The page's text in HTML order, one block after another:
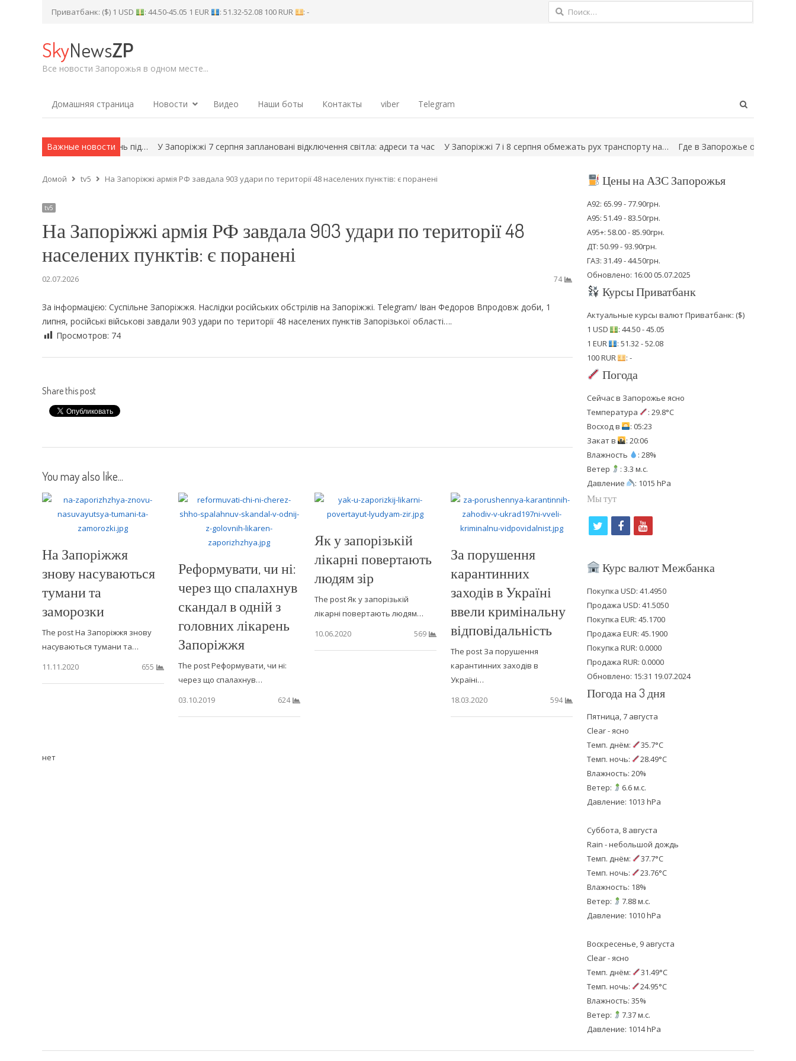
Приватбанк: ($) 1 USD : 44.50-45.05 1 EUR : 51.32-52.08 100 RUR : - Найти:
SkyNewsZP
Все новости Запорожья в одном месте...
Домашняя страница Новости Видео Наши боты Контакты viber Telegram
Важные новости
спекотний день під… У Запоріжжі 7 серпня заплановані відключення світла: адреси та час У Запоріжжі 7 і 8 серпня обмежать рух транспорту на… Где в Запорожье отключат свет в
Домой tv5 На Запоріжжі армія РФ завдала 903 удари по території 48 населених пунктів: є поранені
tv5
На Запоріжжі армія РФ завдала 903 удари по території 48
населених пунктів: є поранені
02.07.2026 74
За інформацією: Суспільне Запоріжжя. Наслідки російських обстрілів на Запоріжжі. Telegram/ Іван Федоров Впродовж доби, 1
липня, російські військові завдали 903 удари по території 48 населених пунктів Запорізької області….
Просмотров: 74
Share this post
You may also like...
На Запоріжжя
знову насуваються
тумани та
заморозки
The post На Запоріжжя знову
насуваються тумани та…
11.11.2020
655
Реформувати, чи ні:
через що спалахнув
скандал в одній з
головних лікарень
Запоріжжя
The post Реформувати, чи ні:
через що спалахнув…
03.10.2019
624
Як у запорізькій
лікарні повертають
людям зір
The post Як у запорізькій
лікарні повертають людям…
10.06.2020
569
За порушення
карантинних
заходів в Україні
ввели кримінальну
відповідальність
The post За порушення
карантинних заходів в
Україні…
18.03.2020
594
нет
Цены на АЗС Запорожья
А92: 65.99 - 77.90грн.
А95: 51.49 - 83.50грн.
А95+: 58.00 - 85.90грн.
ДТ: 50.99 - 93.90грн.
ГАЗ: 31.49 - 44.50грн.
Обновлено: 16:00 05.07.2025
Курсы Приватбанк
Актуальные курсы валют Приватбанк: ($)
1 USD
: 44.50 - 45.05
1 EUR
: 51.32 - 52.08
100 RUR
: -
Погода
Сейчас в Запорожье ясно
Температура
: 29.8°C
Восход в
: 05:23
Закат в
: 20:06
Влажность
: 28%
Ветер
: 3.3 м.с.
Давление
: 1015 hPa
Мы тут
i
t
e
r
f
c
b
o
o
k
y
u
u
b
e
Курс валют Межбанка
Покупка USD: 41.4950
Продажа USD: 41.5050
Покупка EUR: 45.1700
Продажа EUR: 45.1900
Покупка RUR: 0.0000
Продажа RUR: 0.0000
Обновлено: 15:31 19.07.2024
Погода на 3 дня
Пятница, 7 августа
Clear - ясно
Темп. днём:
35.7°C
Темп. ночь:
28.49°C
Влажность: 20%
Ветер:
6.6 м.с.
Давление: 1013 hPa
Суббота, 8 августа
Rain - небольшой дождь
Темп. днём:
37.7°C
Темп. ночь:
23.76°C
Влажность: 18%
Ветер:
7.88 м.с.
Давление: 1010 hPa
Воскресенье, 9 августа
Clear - ясно
Темп. днём:
31.49°C
Темп. ночь:
24.95°C
Влажность: 35%
Ветер:
7.37 м.с.
Давление: 1014 hPa